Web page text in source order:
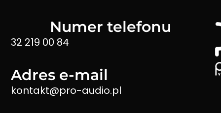
Numer telefonu
32 219 00 84
Adres e-mail
kontakt@pro-audio.pl